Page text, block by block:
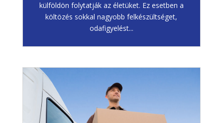
külföldön folytatják az életüket. Ez esetben a
költözés sokkal nagyobb felkészültséget,
odafigyelést...